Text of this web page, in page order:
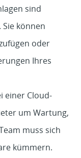
sind
können
oder
Ihres
einer Cloud-
um Wartung,
muss sich
kümmern.